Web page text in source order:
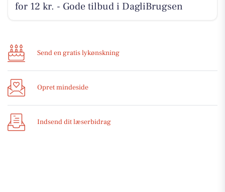
for 12 kr. - Gode tilbud i DagliBrugsen
Send en gratis lykønskning
Opret mindeside
Indsend dit læserbidrag